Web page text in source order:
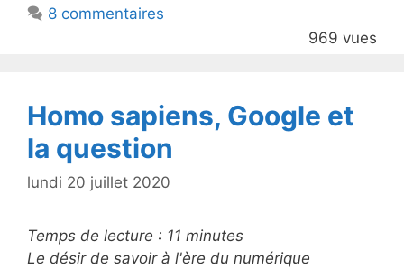
o
8 commentaires
969 vues
Homo sapiens, Google et
la question
lundi 20 juillet 2020
Temps de lecture : 11 minutes
Le désir de savoir à l'ère du numérique